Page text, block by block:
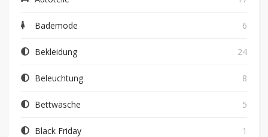
Bademode 6
Bekleidung 24
Beleuchtung 8
Bettwäsche 5
Black Friday 1